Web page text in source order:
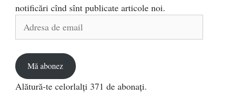
notificări cînd sînt publicate articole noi.
Mă abonez
Alătură-te celorlalți 371 de abonați.